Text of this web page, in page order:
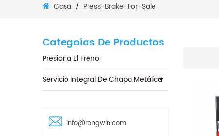
Casa / Press-Brake-For-Sale
Categoías De Productos
Presiona El Freno
Servicio Integral De Chapa Metálica
info@rongwin.com